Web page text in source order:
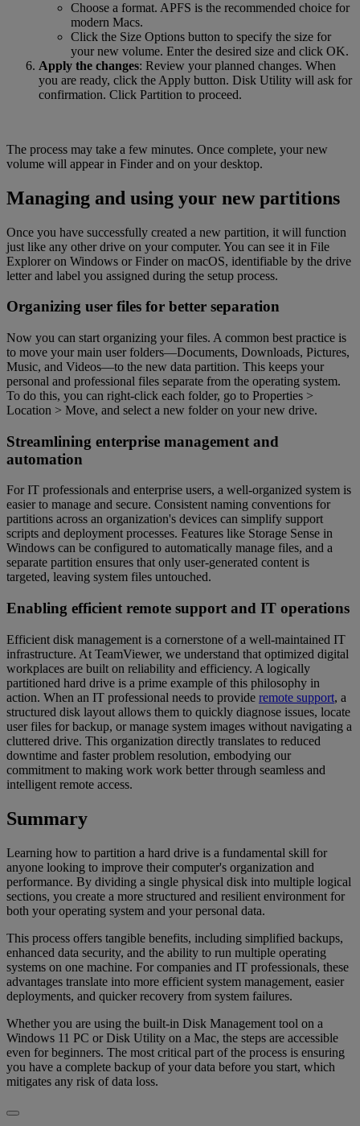
Choose a format. APFS is the recommended choice for
modern Macs.
Click the Size Options button to specify the size for
your new volume. Enter the desired size and click OK.
Apply the changes: Review your planned changes. When
you are ready, click the Apply button. Disk Utility will ask for
confirmation. Click Partition to proceed.
The process may take a few minutes. Once complete, your new
volume will appear in Finder and on your desktop.
Managing and using your new partitions
Once you have successfully created a new partition, it will function
just like any other drive on your computer. You can see it in File
Explorer on Windows or Finder on macOS, identifiable by the drive
letter and label you assigned during the setup process.
Organizing user files for better separation
Now you can start organizing your files. A common best practice is
to move your main user folders—Documents, Downloads, Pictures,
Music, and Videos—to the new data partition. This keeps your
personal and professional files separate from the operating system.
To do this, you can right-click each folder, go to Properties >
Location > Move, and select a new folder on your new drive.
Streamlining enterprise management and
automation
For IT professionals and enterprise users, a well-organized system is
easier to manage and secure. Consistent naming conventions for
partitions across an organization's devices can simplify support
scripts and deployment processes. Features like Storage Sense in
Windows can be configured to automatically manage files, and a
separate partition ensures that only user-generated content is
targeted, leaving system files untouched.
Enabling efficient remote support and IT operations
Efficient disk management is a cornerstone of a well-maintained IT
infrastructure. At TeamViewer, we understand that optimized digital
workplaces are built on reliability and efficiency. A logically
partitioned hard drive is a prime example of this philosophy in
action. When an IT professional needs to provide remote support, a
structured disk layout allows them to quickly diagnose issues, locate
user files for backup, or manage system images without navigating a
cluttered drive. This organization directly translates to reduced
downtime and faster problem resolution, embodying our
commitment to making work work better through seamless and
intelligent remote access.
Summary
Learning how to partition a hard drive is a fundamental skill for
anyone looking to improve their computer's organization and
performance. By dividing a single physical disk into multiple logical
sections, you create a more structured and resilient environment for
both your operating system and your personal data.
This process offers tangible benefits, including simplified backups,
enhanced data security, and the ability to run multiple operating
systems on one machine. For companies and IT professionals, these
advantages translate into more efficient system management, easier
deployments, and quicker recovery from system failures.
Whether you are using the built-in Disk Management tool on a
Windows 11 PC or Disk Utility on a Mac, the steps are accessible
even for beginners. The most critical part of the process is ensuring
you have a complete backup of your data before you start, which
mitigates any risk of data loss.